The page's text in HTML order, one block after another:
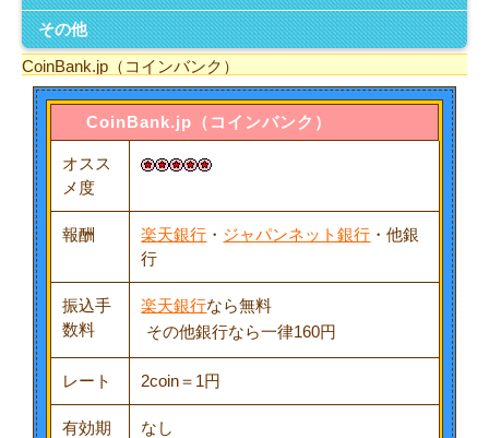
その他
CoinBank.jp（コインバンク）
CoinBank.jp（コインバンク）
オスス
メ度
報酬 楽天銀行 ・ ジャパンネット銀行 ・他銀
行
振込手
数料
楽天銀行なら無料
その他銀行なら一律160円
レート 2coin＝1円
有効期
なし